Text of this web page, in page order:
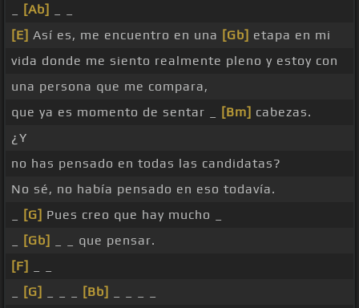
[Ab]
[E] Así es, me encuentro en una [Gb] etapa en mi
vida donde me siento realmente pleno y estoy con
una persona que me compara,
que ya es momento de sentar _
[Bm] cabezas.
¿Y
no has pensado en todas las candidatas?
No sé, no había pensado en eso todavía.
[G] Pues creo que hay mucho _
[Gb]
_ _ que pensar.
[F]
[G] [Bb]